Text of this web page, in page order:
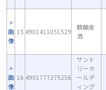
画
像
15 4901411051529
麒麟麦
酒
画
像
16 4901777275256
サント
リーホ
ールデ
ィング